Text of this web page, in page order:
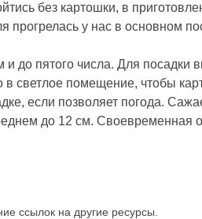
без картошки, в
прогрелась у нас в основном
и до пятого числа. Для
светлое помещение, чтобы
если позволяет погода.
до 12 см. Своевременная
ссылок на другие ресурсы.